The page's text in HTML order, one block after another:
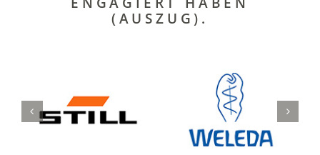
(AUSZUG).